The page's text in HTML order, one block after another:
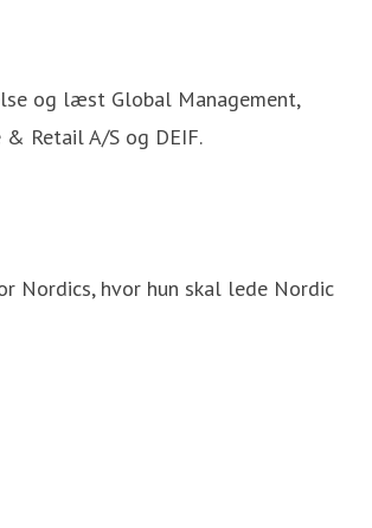
og læst Global Management,
& Retail A/S og DEIF.
Nordics, hvor hun skal lede Nordic